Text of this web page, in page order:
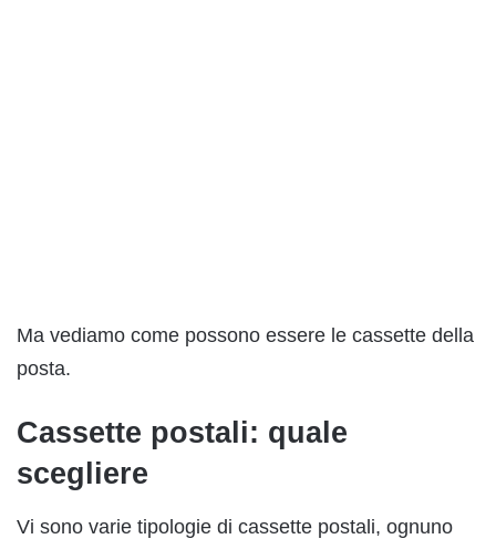
Ma vediamo come possono essere le cassette della
posta.
Cassette postali: quale
scegliere
Vi sono varie tipologie di cassette postali, ognuno